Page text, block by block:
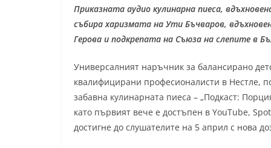
Приказната аудио кулинарна пиеса,
събира харизмата на Ути Бъчваров,
Герова и подкрепата на Съюза на слепите в
Универсалният наръчник за балансирано
квалифицирани професионалисти в Нестле,
забавна кулинарната пиеса – „Подкаст:
като първият вече е достъпен в YouTube,
достигне до слушателите на 5 април с нова